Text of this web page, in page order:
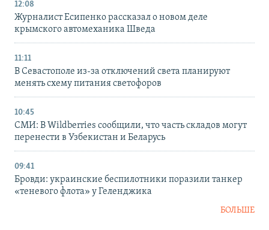
12:08
Журналист Есипенко рассказал о новом деле
крымского автомеханика Шведа
11:11
В Севастополе из-за отключений света планируют
менять схему питания светофоров
10:45
СМИ: В Wildberries сообщили, что часть складов могут
перенести в Узбекистан и Беларусь
09:41
Бровди: украинские беспилотники поразили танкер
«теневого флота» у Геленджика
БОЛЬШЕ